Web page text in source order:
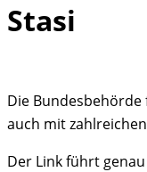
Skip
Stasi
Die
auch mit
Der Link führt